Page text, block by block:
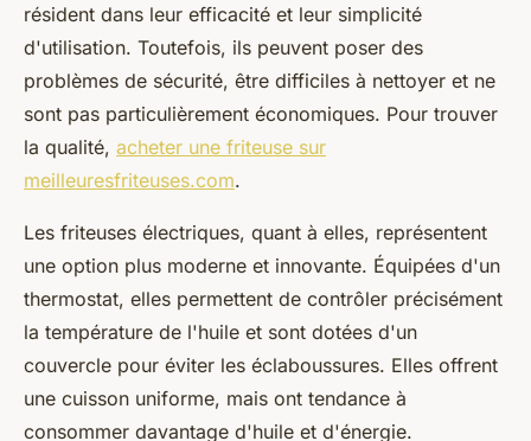
résident dans leur efficacité et leur simplicité
d'utilisation. Toutefois, ils peuvent poser des
problèmes de sécurité, être difficiles à nettoyer et ne
sont pas particulièrement économiques. Pour trouver
la qualité, acheter une friteuse sur
meilleuresfriteuses.com.
Les friteuses électriques, quant à elles, représentent
une option plus moderne et innovante. Équipées d'un
thermostat, elles permettent de contrôler précisément
la température de l'huile et sont dotées d'un
couvercle pour éviter les éclaboussures. Elles offrent
une cuisson uniforme, mais ont tendance à
consommer davantage d'huile et d'énergie.